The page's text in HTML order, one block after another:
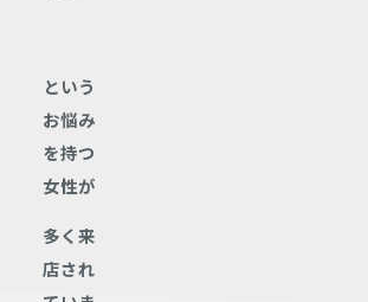
という
お悩み
を持つ
女性が
多く来
店され